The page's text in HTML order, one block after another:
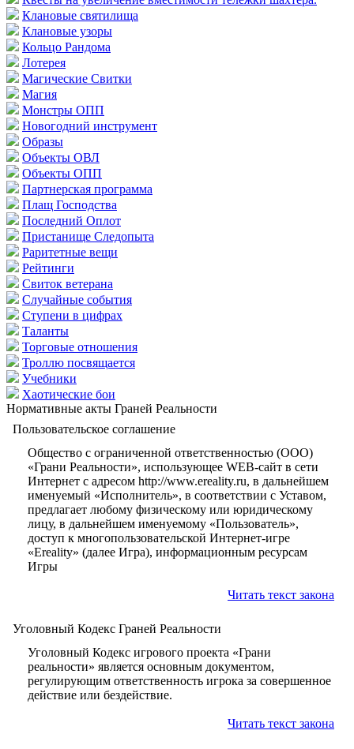
Клановые святилища
Клановые узоры
Кольцо Рандома
Лотерея
Магические Свитки
Магия
Монстры ОПП
Новогодний инструмент
Образы
Объекты ОВЛ
Объекты ОПП
Партнерская программа
Плащ Господства
Последний Оплот
Пристанище Следопыта
Раритетные вещи
Рейтинги
Свиток ветерана
Случайные события
Ступени в цифрах
Таланты
Торговые отношения
Троллю посвящается
Учебники
Хаотические бои
Нормативные акты Граней Реальности
Пользовательское соглашение
Общество с ограниченной ответственностью (ООО)
«Грани Реальности», использующее WEB-сайт в сети
Интернет с адресом http://www.ereality.ru, в дальнейшем
именуемый «Исполнитель», в соответствии с Уставом,
предлагает любому физическому или юридическому
лицу, в дальнейшем именуемому «Пользователь»,
доступ к многопользовательской Интернет-игре
«Ereality» (далее Игра), информационным ресурсам
Игры
Читать текст закона
Уголовный Кодекс Граней Реальности
Уголовный Кодекс игрового проекта «Грани
реальности» является основным документом,
регулирующим ответственность игрока за совершенное
действие или бездействие.
Читать текст закона